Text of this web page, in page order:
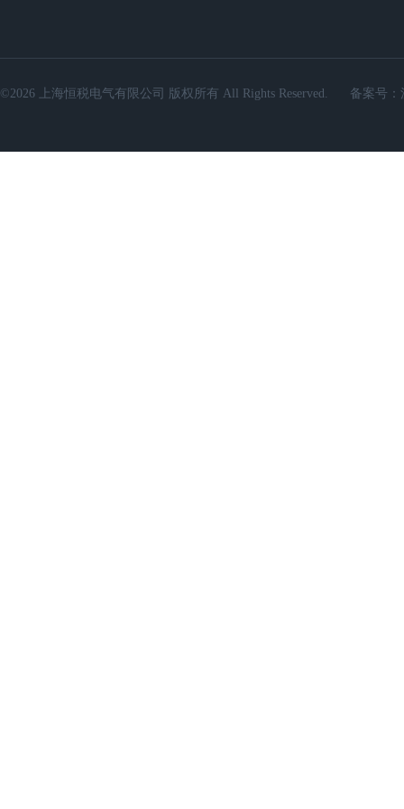
©2026 上海恒税电气有限公司 版权所有 All Rights Reserved. 备案号：